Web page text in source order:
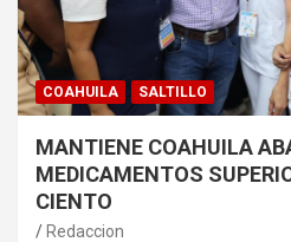
COAHUILA SALTILLO
MANTIENE COAHUILA
MEDICAMENTOS
CIENTO
Redaccion